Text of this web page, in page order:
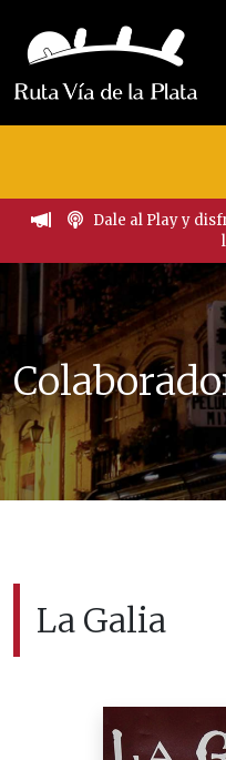
Dale al Play y
La Galia